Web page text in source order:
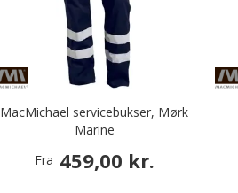
MacMichael servicebukser, Mørk
Marine
Fra 459,00 kr.